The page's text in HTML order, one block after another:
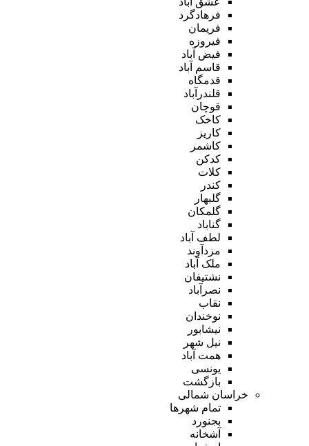
فرهادگرد
فریمان
فیروزه
فیض آباد
قاسم آباد
قدمگاه
قلندرآباد
قوچان
کاخک
کاریز
کاشمر
کدکن
کلات
کندر
گلبهار
گلمکان
گناباد
لطف آباد
مزدآوند
ملک آباد
نشتیفان
نصرآباد
نقاب
نوخندان
نیشابور
نیل شهر
همت آباد
یونسی
بازگشت
خراسان شمالی
تمام شهر‌ها
بجنورد
آشخانه